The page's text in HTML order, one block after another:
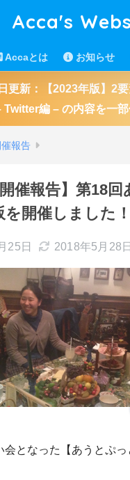
Acca's
Accaとは お知らせ
更新：【2023年版】2
Twitter編 – の内容を一部
催報告
開催報告】第18
開催しました！
25日 2018年5月28日
となった【あうとぷっ